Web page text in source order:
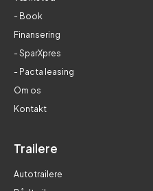
- Book
Finansering
- SparXpres
- Pacta leasing
Om os
Kontakt
Trailere
Autotrailere